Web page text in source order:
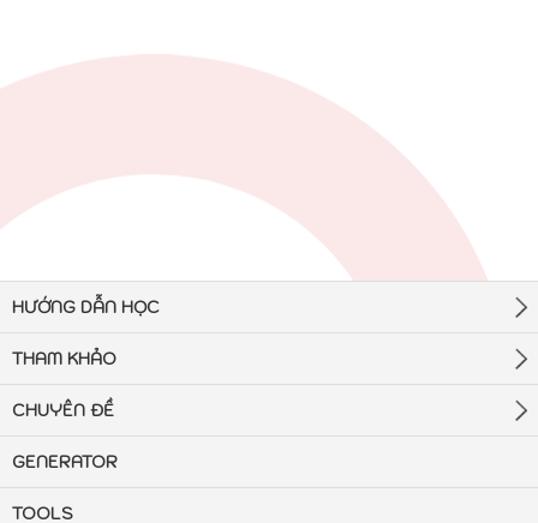
HƯỚNG DẪN HỌC
THAM KHẢO
CHUYÊN ĐỀ
GENERATOR
TOOLS